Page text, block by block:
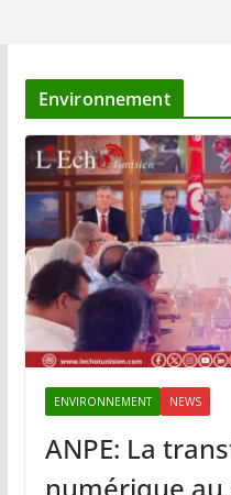
Environnement
ENVIRONNEMENT NEWS
ANPE: La